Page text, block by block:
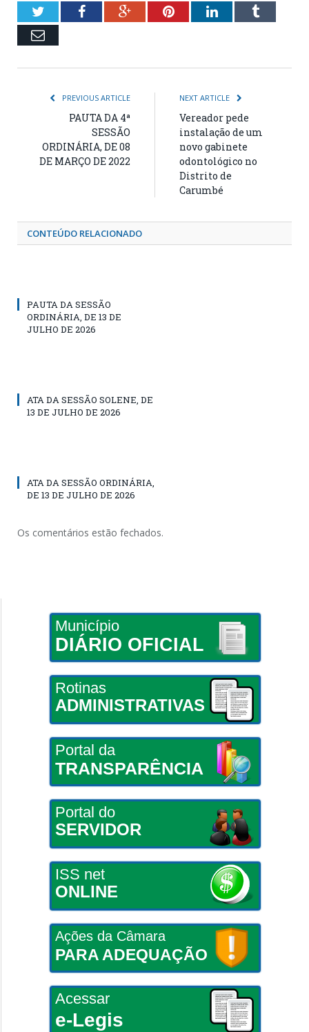
TwitterFacebookGoogle+PinterestLinkedInTumblr
Email
PREVIOUS ARTICLE
PAUTA DA 4ª
SESSÃO
ORDINÁRIA, DE 08
DE MARÇO DE 2022
NEXT ARTICLE
Vereador pede
instalação de um
novo gabinete
odontológico no
Distrito de
Carumbé
CONTEÚDO RELACIONADO
PAUTA DA SESSÃO
ORDINÁRIA, DE 13 DE
JULHO DE 2026
ATA DA SESSÃO SOLENE, DE
13 DE JULHO DE 2026
ATA DA SESSÃO ORDINÁRIA,
DE 13 DE JULHO DE 2026
Os comentários estão fechados.
Município
DIÁRIO OFICIAL
Rotinas
ADMINISTRATIVAS
Portal da
TRANSPARÊNCIA
Portal do
SERVIDOR
ISS net
ONLINE
Ações da Câmara
PARA ADEQUAÇÃO
Acessar
e-Legis